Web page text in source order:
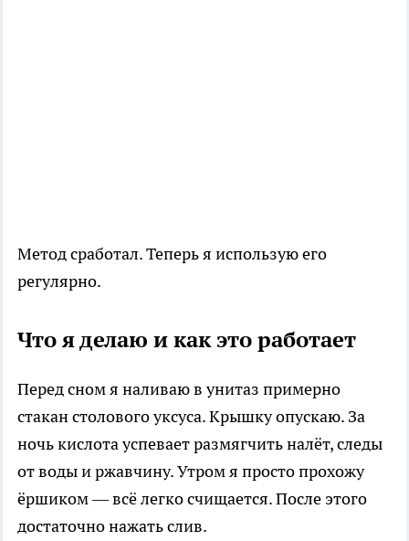
Метод сработал. Теперь я использую его
регулярно.
Что я делаю и как это работает
Перед сном я наливаю в унитаз примерно
стакан столового уксуса. Крышку опускаю. За
ночь кислота успевает размягчить налёт, следы
от воды и ржавчину. Утром я просто прохожу
ёршиком — всё легко счищается. После этого
достаточно нажать слив.